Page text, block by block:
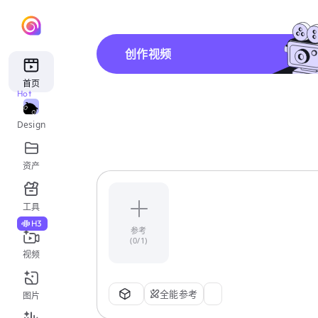
首页
Design
Hot
资产
工具
视频
H3
图片
创作视频
参考
(0/1)
全能参考